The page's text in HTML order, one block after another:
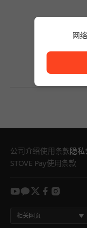
请缩短
公司介绍使用条款隐私
STOVE Pay使用条款
youtube
kakao
twitter
facebook
相关网页
网